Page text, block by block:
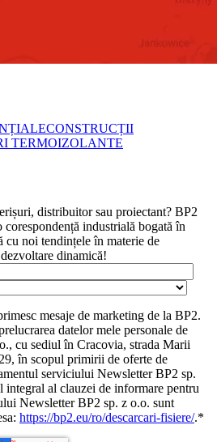
CONSTRUCȚII
TERMOIZOLANTE
distribuitor sau proiectant? BP2
corespondență industrială bogată în
noi tendințele în materie de
dinamică!
mesaje de marketing de la BP2.
datelor mele personale de
cu sediul în Cracovia, strada Marii
în scopul primirii de oferte de
serviciului Newsletter BP2 sp.
integral al clauzei de informare pentru
Newsletter BP2 sp. z o.o. sunt
https://bp2.eu/ro/descarcari-fisiere/.*